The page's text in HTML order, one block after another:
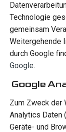
Technologie
gemeinsam
Weitergehende
durch Google
Google.
Google
Zum Zweck der
Analytics Daten
Geräte- und